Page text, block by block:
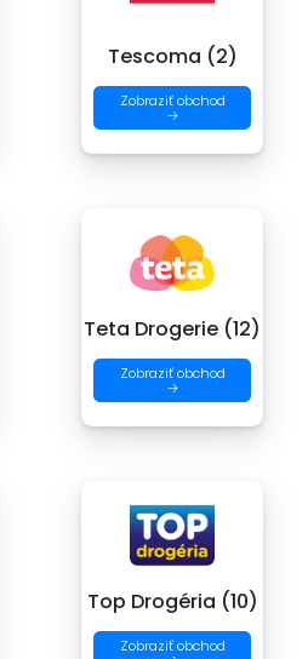
Tescoma (2)
Zobraziť obchod
→
Teta Drogerie (12)
Zobraziť obchod
→
Top Drogéria (10)
Zobraziť obchod